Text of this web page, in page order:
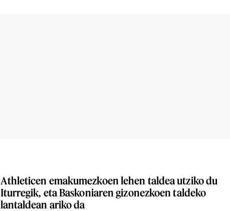
Athleticen emakumezkoen lehen taldea utziko du
Iturregik, eta Baskoniaren gizonezkoen taldeko
lantaldean ariko da